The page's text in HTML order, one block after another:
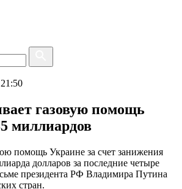
газовую помощь
миллиардов
помощь Украине за счет занижения
долларов за последние четыре
президента РФ Владимира Путина
стран.